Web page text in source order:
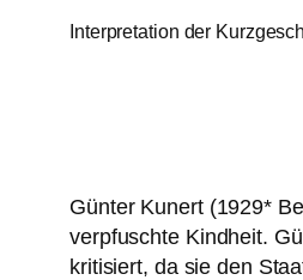
Interpretation der
Günter Kunert (1929*
verpfuschte Kindheit.
kritisiert, da sie den